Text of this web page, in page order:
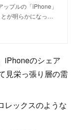
プルの「iPhone」
が明らかになっ…
iPhoneのシェア
見栄っ張り層の需
レックスのような